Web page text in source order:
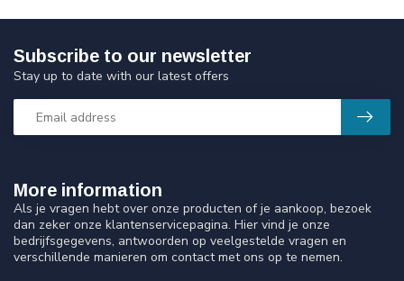
More information
Als je vragen hebt over onze producten of je aankoop, bezoek
dan zeker onze klantenservicepagina. Hier vind je onze
bedrijfsgegevens, antwoorden op veelgestelde vragen en
verschillende manieren om contact met ons op te nemen.
Subscribe to our newsletter
Stay up to date with our latest offers